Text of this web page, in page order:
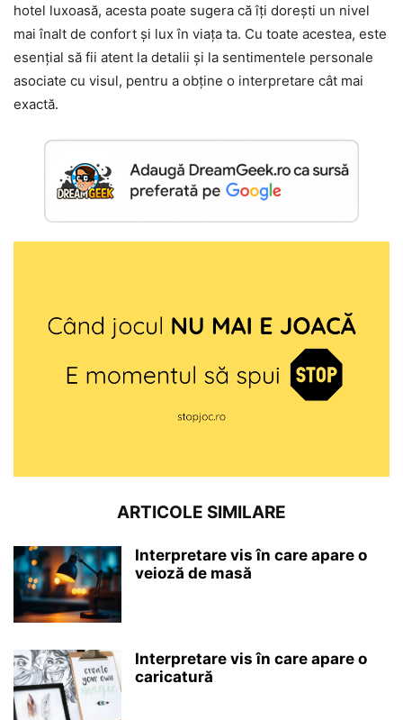
hotel luxoasă, acesta poate sugera că îți dorești un nivel
mai înalt de confort și lux în viața ta. Cu toate acestea, este
esențial să fii atent la detalii și la sentimentele personale
asociate cu visul, pentru a obține o interpretare cât mai
exactă.
ARTICOLE SIMILARE
Interpretare vis în care apare o
veioză de masă
Interpretare vis în care apare o
caricatură